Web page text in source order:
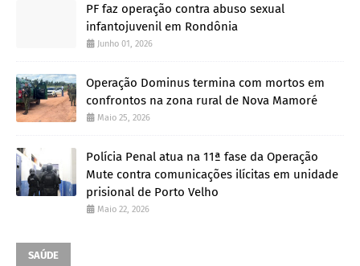
PF faz operação contra abuso sexual
infantojuvenil em Rondônia
Junho 01, 2026
Operação Dominus termina com mortos em
confrontos na zona rural de Nova Mamoré
Maio 25, 2026
Polícia Penal atua na 11ª fase da Operação
Mute contra comunicações ilícitas em unidade
prisional de Porto Velho
Maio 22, 2026
SAÚDE